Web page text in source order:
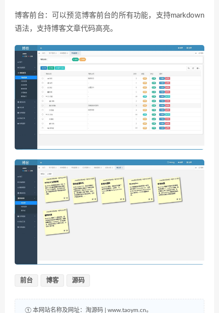
博客前台：可以预览博客前台的所有功能，支持markdown
语法，支持博客文章代码高亮。
前台 博客 源码
① 本网站名称及网址：淘源码 | www.taoym.cn。